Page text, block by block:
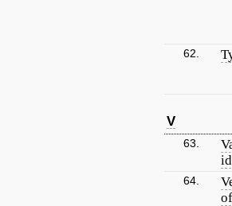
62.
V
63.
64.